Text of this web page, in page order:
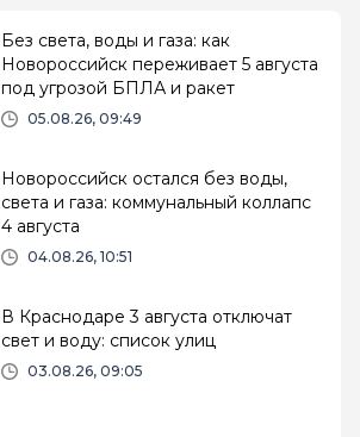
Без света, воды и газа: как
Новороссийск переживает 5 августа
под угрозой БПЛА и ракет
05.08.26, 09:49
Новороссийск остался без воды,
света и газа: коммунальный коллапс
4 августа
04.08.26, 10:51
В Краснодаре 3 августа отключат
свет и воду: список улиц
03.08.26, 09:05